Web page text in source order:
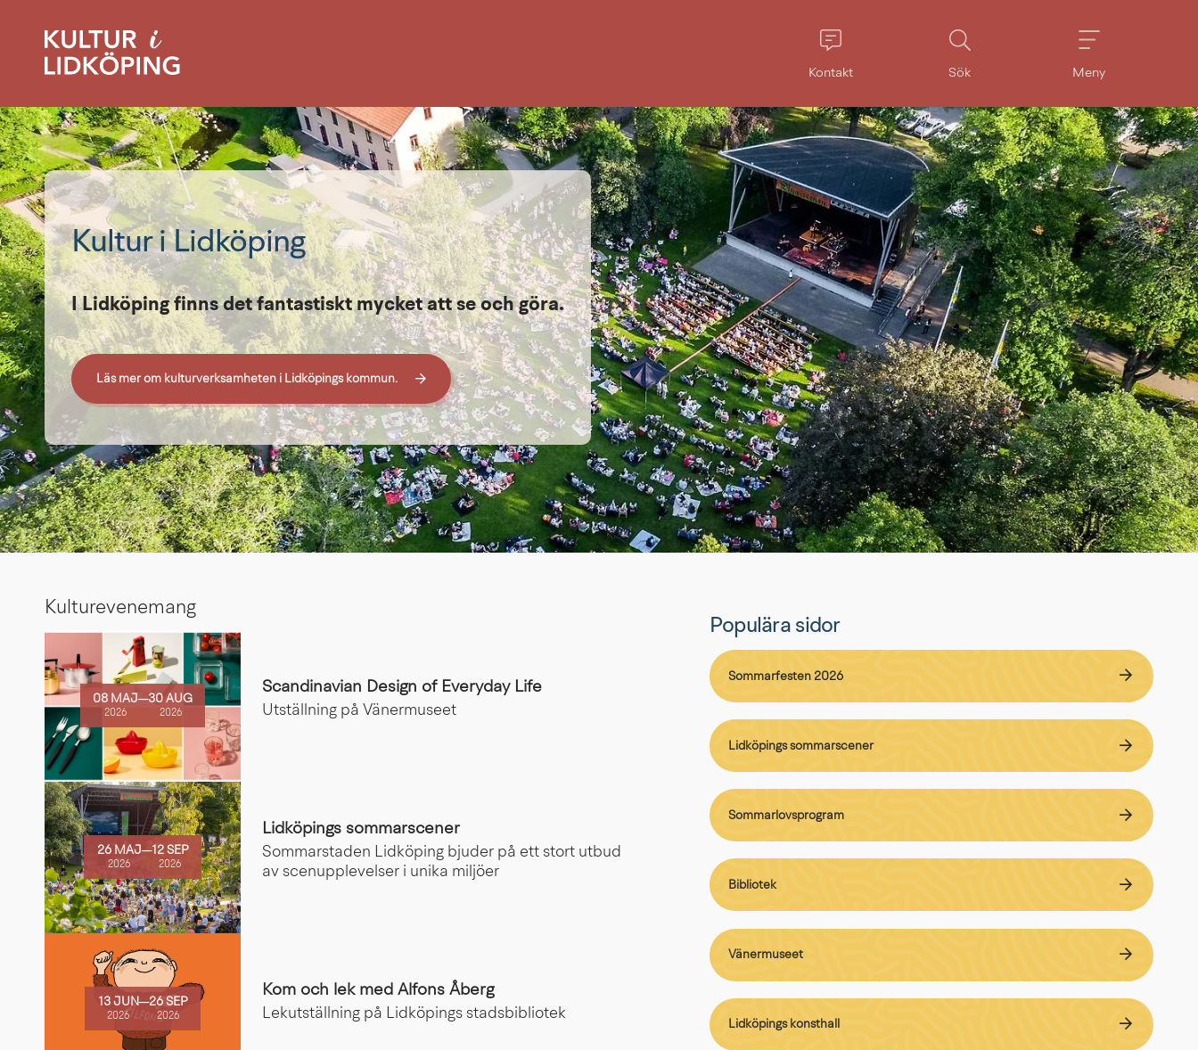
Kontakt Sök Meny
Kultur i Lidköping
I Lidköping finns det fantastiskt mycket att se och göra.
Läs mer om kulturverksamheten i Lidköpings kommun.
Populära sidor
Sommarfesten 2026Länk till annan webbplats.
Lidköpings sommarscenerLänk till annan webbplats.
Sommarlovsprogram
Bibliotek
VänermuseetLänk till annan webbplats.
Lidköpings konsthall
Kulturevenemang
08 MAJ
2026
─30 AUG
2026
Scandinavian Design of Everyday Life
Utställning på Vänermuseet
26 MAJ
2026
─12 SEP
2026
Lidköpings sommarscener
Sommarstaden Lidköping bjuder på ett stort utbud
av scenupplevelser i unika miljöer
13 JUN
2026
─26 SEP
2026
Kom och lek med Alfons Åberg
Lekutställning på Lidköpings stadsbibliotek